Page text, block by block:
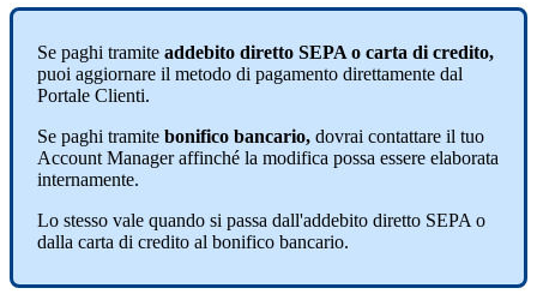
Se paghi tramite addebito diretto SEPA o carta di credito,
puoi aggiornare il metodo di pagamento direttamente dal
Portale Clienti.
Se paghi tramite bonifico bancario, dovrai contattare il tuo
Account Manager affinché la modifica possa essere elaborata
internamente.
Lo stesso vale quando si passa dall'addebito diretto SEPA o
dalla carta di credito al bonifico bancario.